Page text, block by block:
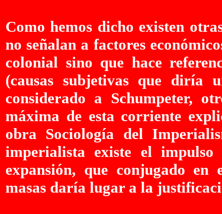
Como hemos dicho existen
no señalan a factores
colonial sino que hace
(causas subjetivas que diría
considerado a Schumpeter,
máxima de esta corriente
obra Sociología del
imperialista existe el impulso
expansión, que conjugado
masas daría lugar a la